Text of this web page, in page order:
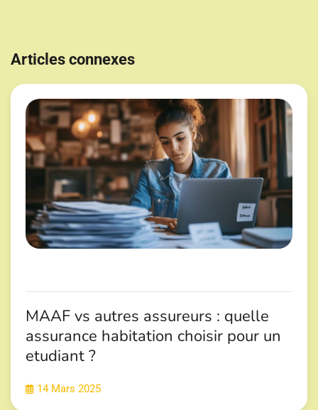
de
Articles connexes
MAAF vs autres assureurs : quelle
assurance habitation choisir pour un
etudiant ?
14 Mars 2025